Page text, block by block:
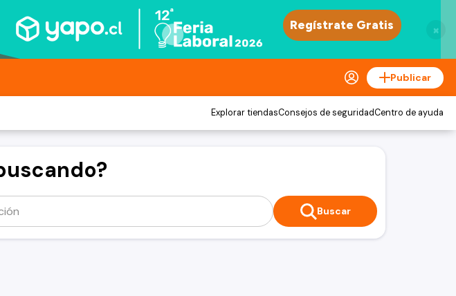
×
Publicar
Explorar tiendasConsejos de seguridadCentro de ayuda
Buscar